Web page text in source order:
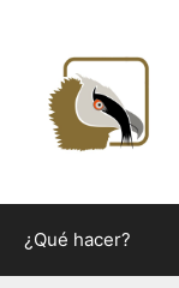
contenido
¿Qué hacer?